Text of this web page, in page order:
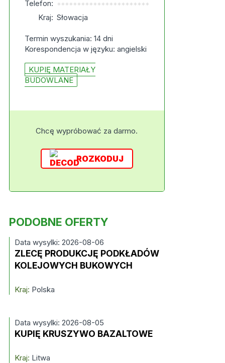
Telefon: ***********************
Kraj: Słowacja
Termin wyszukania: 14 dni
Korespondencja w języku: angielski
KUPIĘ MATERIAŁY
BUDOWLANE
Chcę wypróbować za darmo.
ROZKODUJ
PODOBNE OFERTY
Data wysylki: 2026-08-06
ZLECĘ PRODUKCJĘ PODKŁADÓW
KOLEJOWYCH BUKOWYCH
Kraj: Polska
Data wysylki: 2026-08-05
KUPIĘ KRUSZYWO BAZALTOWE
Kraj: Litwa